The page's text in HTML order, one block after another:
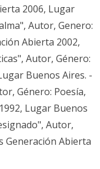
2006, Lugar
Autor, Genero:
Abierta 2002,
Autor, Género:
Buenos Aires. -
Género: Poesía,
Lugar Buenos
Autor,
Generación Abierta